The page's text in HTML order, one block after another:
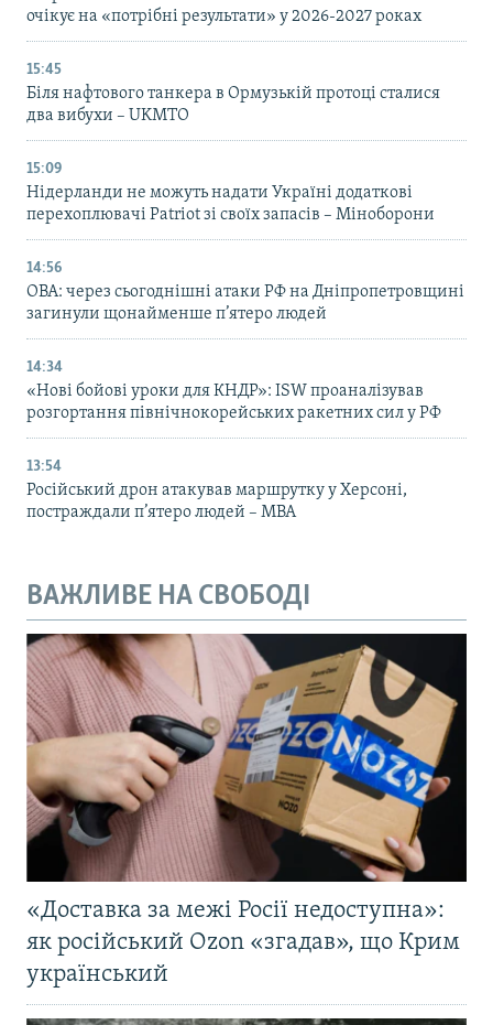
очікує на «потрібні результати» у 2026-2027 роках
15:45
Біля нафтового танкера в Ормузькій протоці сталися
два вибухи – UKMTO
15:09
Нідерланди не можуть надати Україні додаткові
перехоплювачі Patriot зі своїх запасів – Міноборони
14:56
ОВА: через сьогоднішні атаки РФ на Дніпропетровщині
загинули щонайменше п’ятеро людей
14:34
«Нові бойові уроки для КНДР»: ISW проаналізував
розгортання північнокорейських ракетних сил у РФ
13:54
Російський дрон атакував маршрутку у Херсоні,
постраждали п’ятеро людей – МВА
ВАЖЛИВЕ НА СВОБОДІ
«Доставка за межі Росії недоступна»:
як російський Ozon «згадав», що Крим
український